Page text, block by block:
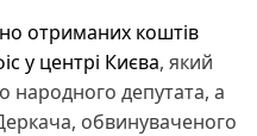
отриманих коштів
у центрі Києва, який
народного депутата, а
обвинуваченого